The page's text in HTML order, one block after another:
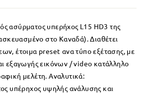
ασύρματος υπερήχος L15 HD3 της
στο Καναδά). Διαθέτει
έτοιμα preset ανα τύπο εξέτασης, με
εξαγωγής εικόνων / video κατάλληλο
μελέτη. Αναλυτικά:
υπέρηχος υψηλής ανάλυσης και